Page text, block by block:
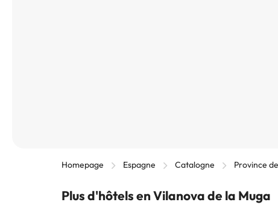
Homepage Espagne Catalogne Province
Plus d'hôtels en Vilanova de la Muga